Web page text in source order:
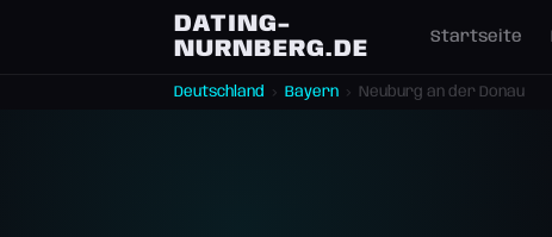
DATING-
NURNBERG.DE
Startseite
Deutschland › Bayern › Neuburg an der Donau